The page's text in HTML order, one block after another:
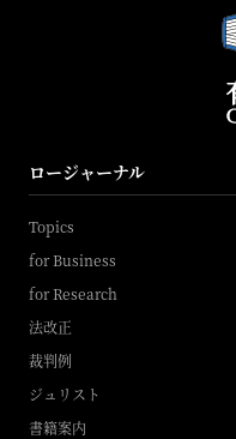
ロージャーナル
Topics
for Business
for Research
法改正
裁判例
ジュリスト
書籍案内